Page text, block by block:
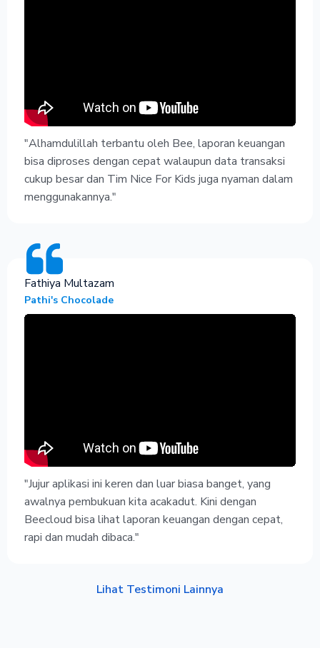
"Alhamdulillah terbantu oleh Bee, laporan keuangan
bisa diproses dengan cepat walaupun data transaksi
cukup besar dan Tim Nice For Kids juga nyaman dalam
menggunakannya."
Fathiya Multazam
Pathi's Chocolade
"Jujur aplikasi ini keren dan luar biasa banget, yang
awalnya pembukuan kita acakadut. Kini dengan
Beecloud bisa lihat laporan keuangan dengan cepat,
rapi dan mudah dibaca."
Lihat Testimoni Lainnya